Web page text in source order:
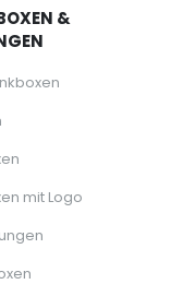
&
mit Logo